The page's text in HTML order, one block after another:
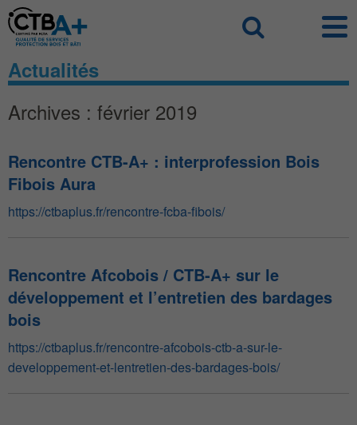
Panneau de gestion des cookies
Actualités
Archives : février 2019
Rencontre CTB-A+ : interprofession Bois
Fibois Aura
https://ctbaplus.fr/rencontre-fcba-fibois/
Rencontre Afcobois / CTB-A+ sur le
développement et l’entretien des bardages
bois
https://ctbaplus.fr/rencontre-afcobois-ctb-a-sur-le-
developpement-et-lentretien-des-bardages-bois/